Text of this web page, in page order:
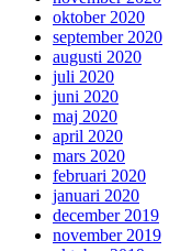
oktober 2020
september 2020
augusti 2020
juli 2020
juni 2020
maj 2020
april 2020
mars 2020
februari 2020
januari 2020
december 2019
november 2019